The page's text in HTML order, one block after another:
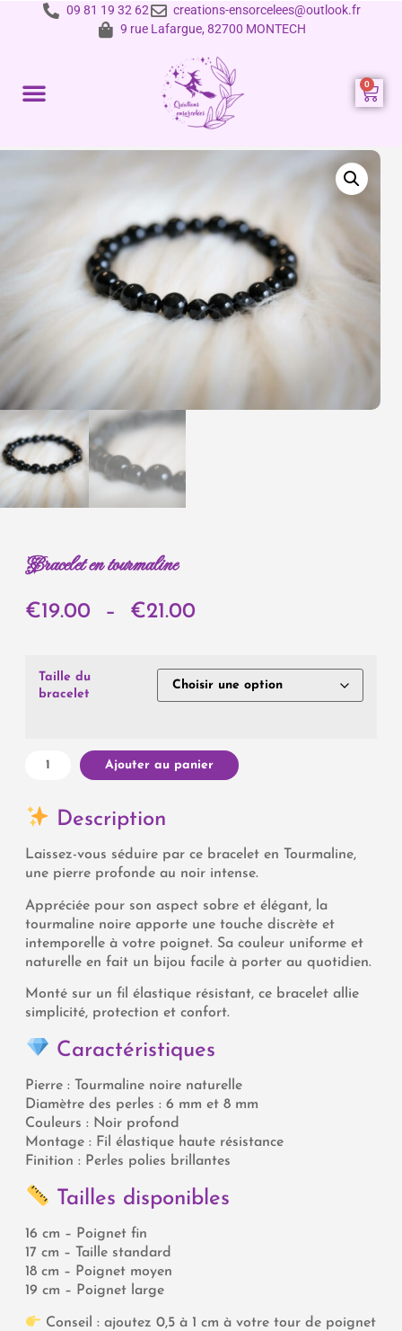
09 81 19 32 62
creations-ensorcelees@outlook.fr
9 rue Lafargue, 82700 MONTECH
Bracelet en tourmaline
€19.00 – €21.00
Taille du
bracelet
Ajouter au panier
Description
Laissez-vous séduire par ce bracelet en Tourmaline,
une pierre profonde au noir intense.
Appréciée pour son aspect sobre et élégant, la
tourmaline noire apporte une touche discrète et
intemporelle à votre poignet. Sa couleur uniforme et
naturelle en fait un bijou facile à porter au quotidien.
Monté sur un fil élastique résistant, ce bracelet allie
simplicité, protection et confort.
Caractéristiques
Pierre : Tourmaline noire naturelle
Diamètre des perles : 6 mm et 8 mm
Couleurs : Noir profond
Montage : Fil élastique haute résistance
Finition : Perles polies brillantes
Tailles disponibles
16 cm – Poignet fin
17 cm – Taille standard
18 cm – Poignet moyen
19 cm – Poignet large
Conseil : ajoutez 0,5 à 1 cm à votre tour de poignet